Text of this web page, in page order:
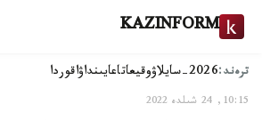
KAZINFORM
ترەند:2026-سايلاۋ وقيعاتاعايىنداۋاقوردا
10:15, 24 شىلدە 2022